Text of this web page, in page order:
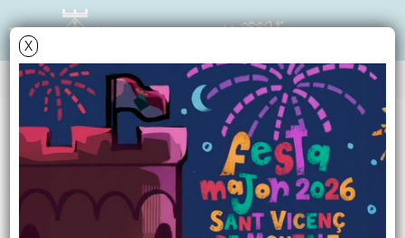
X
NOTÍCIES - ACTUALITAT
El futbol solidari del
C.F. Santvicentí creua